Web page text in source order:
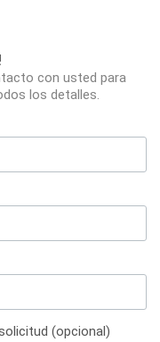
con usted para
los detalles.
(opcional)